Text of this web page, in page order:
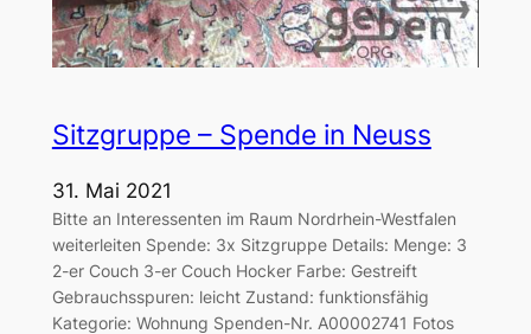
Sitzgruppe – Spende in Neuss
31. Mai 2021
Bitte an Interessenten im Raum Nordrhein-Westfalen
weiterleiten Spende: 3x Sitzgruppe Details: Menge: 3
2-er Couch 3-er Couch Hocker Farbe: Gestreift
Gebrauchsspuren: leicht Zustand: funktionsfähig
Kategorie: Wohnung Spenden-Nr. A00002741 Fotos